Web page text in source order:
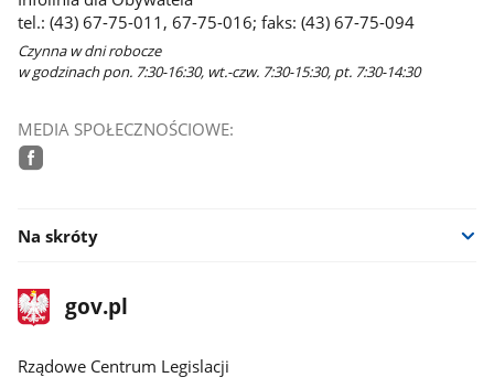
tel.: (43) 67-75-011, 67-75-016; faks: (43) 67-75-094
Czynna w dni robocze
w godzinach pon. 7:30-16:30, wt.-czw. 7:30-15:30, pt. 7:30-14:30
MEDIA SPOŁECZNOŚCIOWE:
Na skróty
stopka
gov.plStrona
gov.pl
Rządowe Centrum Legislacji